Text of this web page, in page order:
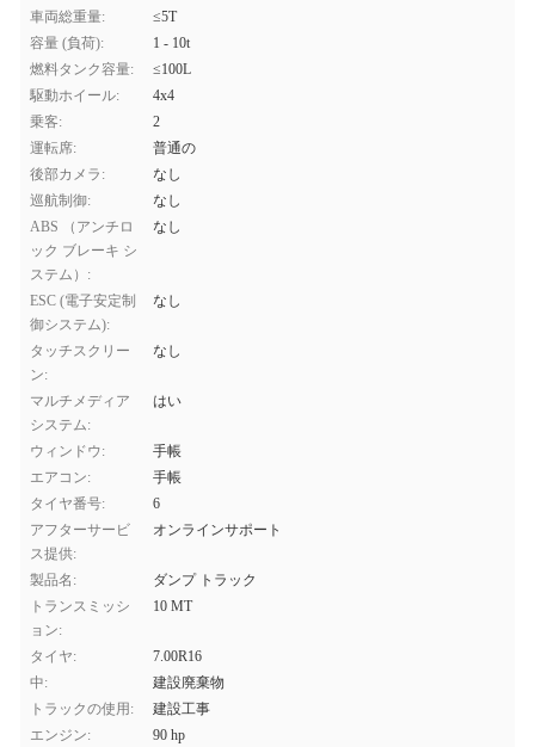
車両総重量:
≤5T
容量 (負荷):
1 - 10t
燃料タンク容量:
≤100L
駆動ホイール:
4x4
乗客:
2
運転席:
普通の
後部カメラ:
なし
巡航制御:
なし
ABS （アンチロ
ック ブレーキ シ
ステム）:
なし
ESC (電子安定制
御システム):
なし
タッチスクリー
ン:
なし
マルチメディア
システム:
はい
ウィンドウ:
手帳
エアコン:
手帳
タイヤ番号:
6
アフターサービ
ス提供:
オンラインサポート
製品名:
ダンプ トラック
トランスミッシ
ョン:
10 MT
タイヤ:
7.00R16
中:
建設廃棄物
トラックの使用:
建設工事
エンジン:
90 hp